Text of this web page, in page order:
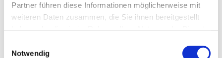
Partner führen diese Informationen möglicherweise mit
weiteren Daten zusammen, die Sie ihnen bereitgestellt
Notwendig